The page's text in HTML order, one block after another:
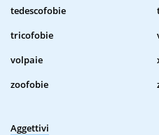
tedescofobie
tricofobie
volpaie
zoofobie
Aggettivi